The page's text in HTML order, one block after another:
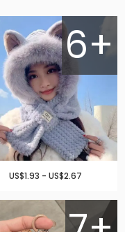
6+
US$1.93 - US$2.67